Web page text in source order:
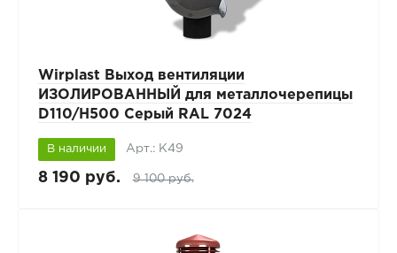
Wirplast Выход вентиляции
ИЗОЛИРОВАННЫЙ для металлочерепицы
D110/H500 Серый RAL 7024
В наличии Арт.: К49
8 190 руб. 9 100 руб.